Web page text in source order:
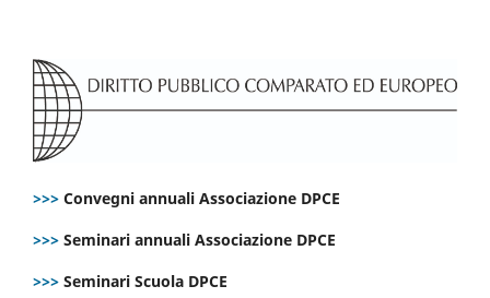
>>> Convegni annuali Associazione DPCE
>>> Seminari annuali Associazione DPCE
>>> Seminari Scuola DPCE